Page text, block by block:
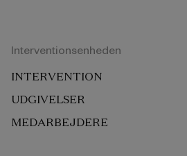
Interventionsenheden
INTERVENTION
UDGIVELSER
MEDARBEJDERE